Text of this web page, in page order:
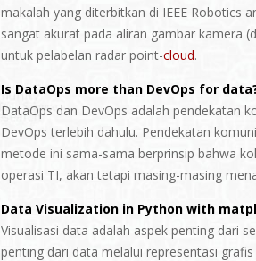
makalah yang diterbitkan di IEEE Robotics
sangat akurat pada aliran gambar kamera
untuk pelabelan radar point-cloud.
Is DataOps more than DevOps for
DataOps dan DevOps adalah pendekatan
DevOps terlebih dahulu. Pendekatan
metode ini sama-sama berprinsip bahwa
operasi TI, akan tetapi masing-masing
Data Visualization in Python with
Visualisasi data adalah aspek penting dari
penting dari data melalui representasi